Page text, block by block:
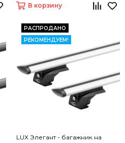
В корзину
РАСПРОДАНО
РЕКОМЕНДУЕМ!
LUX Элегант - багажник на